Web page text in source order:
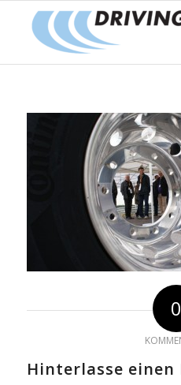
0
Hinterlasse einen